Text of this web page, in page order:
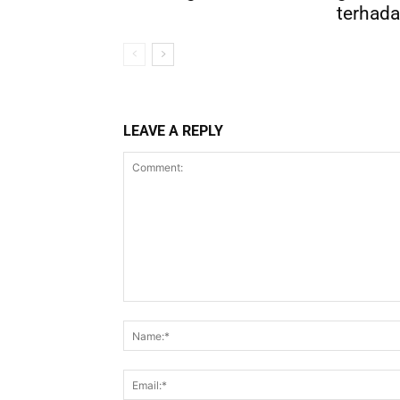
LEAVE A REPLY